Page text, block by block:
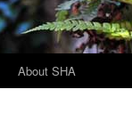
About SHA